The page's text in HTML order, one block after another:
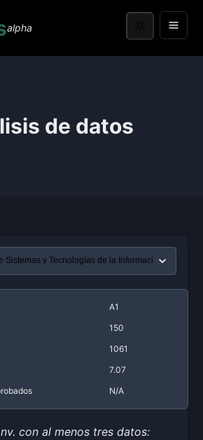
alpha
de datos
A1
150
1061
7.07
N/A
con al menos tres datos: